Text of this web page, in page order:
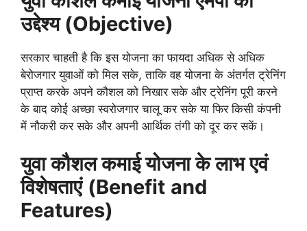
उद्देश्य (Objective)
सरकार चाहती है कि इस योजना का फायदा अधिक से अधिक
बेरोजगार युवाओं को मिल सके, ताकि वह योजना के अंतर्गत ट्रेनिंग
प्राप्त करके अपने कौशल को निखार सके और ट्रेनिंग पूरी करने
के बाद कोई अच्छा स्वरोजगार चालू कर सके या फिर किसी कंपनी
में नौकरी कर सके और अपनी आर्थिक तंगी को दूर कर सकें।
युवा कौशल कमाई योजना के लाभ एवं
विशेषताएं (Benefit and
Features)